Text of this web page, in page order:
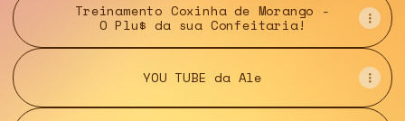
Treinamento Coxinha de Morango -
O Plu$ da sua Confeitaria!
YOU TUBE da Ale